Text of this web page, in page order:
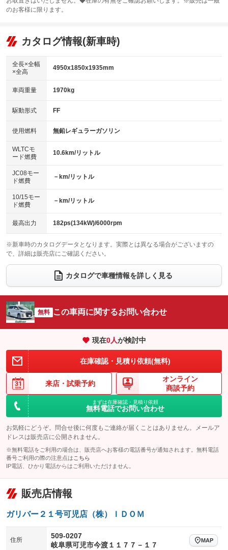
サンルーフ
：装備なし ABS
リフトアップ
：装備なし
：装備なし
パワーウィンドウ
アイドリングストップ
：装備あり
USB入力端子
：装備あり
100V電源
：装備なし
センターデフロック
：装備なし
電動格納ミラー
：装備なし
TV
：装備なし
ビジュアル
：装備なし
：装備あり
革シート
キーレス
HID(キセノンライト)
：装備なし
バックカメラ
：装備あり
エアロ
：装備あり
：装備なし
パワーシート
ベンチシート
：装備なし
チップアップシート
：装備なし
：装備なし ：装備なし
ウォークスルー
：装備なし
電動リアゲート フロントカメラ
：装備なし
：装備なし ：装備なし
サイドカメラ
：装備なし ルーフレール
：装備なし
：装備なし
：装備なし
のお客様に限ります。
カタログ情報(新車時)
全長×全幅
×全高
4950x1850x1935mm
車両重量 1970kg
駆動形式 FF
使用燃料 無鉛レギュラーガソリン
WLTCモ
ード燃費
10.6km/リットル
JC08モー
ド燃費
－km/リットル
10/15モー
ド燃費
－km/リットル
最高出力 182ps(134kW)/6000rpm
※新車時のカタログデータとなります。実際とは異なる場合がございますの
で、詳細は販売店にご確認ください。
カタログで車種情報を詳しく見る
無料 この車両に関するお問い合わせ
現在0人が検討中
在庫確認・見積り依頼(無料)
来店・ 試乗予約
オンライン
商談予約
まずは在庫確認・見積り依頼
無料電話でお問い合わせ
お気軽にどうぞ。問合せ後に何度もご連絡が届くことはありません。メールア
ドレスは販売店に公開されません。
※無料電話をご利用の場合は、販売店へお客様の電話番号が通知されます。無料電話
番号ご利用の際の注意点は こちら
IP電話、ひかり電話からはご利用いただけません。
販売店情報
ガリバー２１号可児店（株）ＩＤＯＭ
住所
509-0207
岐阜県可児市今渡１１７７－１７
MAP